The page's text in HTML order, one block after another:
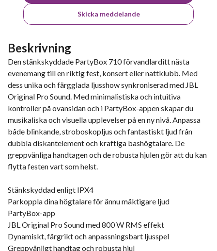
Skicka meddelande
Beskrivning
Den stänkskyddade PartyBox 710 förvandlarditt nästa
evenemang till en riktig fest, konsert eller nattklubb. Med
dess unika och färgglada ljusshow synkroniserad med JBL
Original Pro Sound. Med minimalistiska och intuitiva
kontroller på ovansidan och i PartyBox-appen skapar du
musikaliska och visuella upplevelser på en ny nivå. Anpassa
både blinkande, stroboskopljus och fantastiskt ljud från
dubbla diskantelement och kraftiga bashögtalare. De
greppvänliga handtagen och de robusta hjulen gör att du kan
flytta festen vart som helst.
Stänkskyddad enligt IPX4
Parkoppla dina högtalare för ännu mäktigare ljud
PartyBox-app
JBL Original Pro Sound med 800 W RMS effekt​
Dynamiskt, färgrikt och anpassningsbart ljusspel
Greppvänligt handtag och robusta hjul